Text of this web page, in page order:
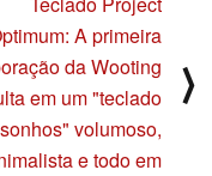
A primeira
da Wooting
em um "teclado
volumoso,
e todo em
⟩